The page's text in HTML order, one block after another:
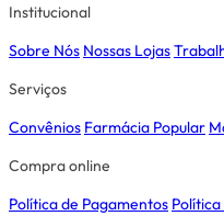
Institucional
Sobre Nós Nossas Lojas
Serviços
Convênios Farmácia Popular
Compra online
Política de Pagamentos